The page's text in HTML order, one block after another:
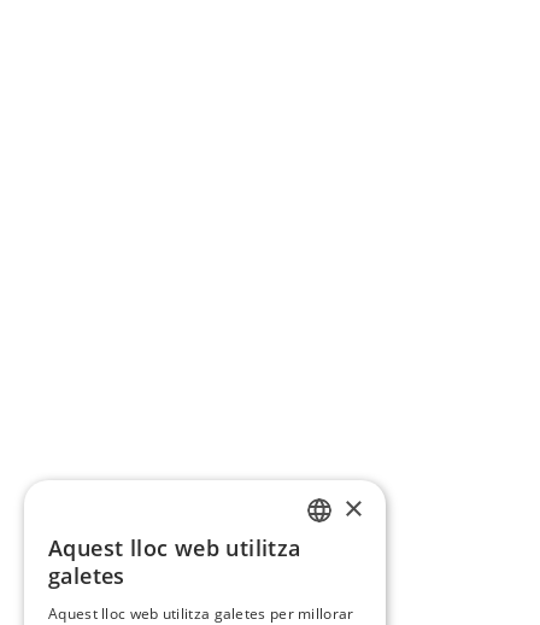
×
Aquest lloc web utilitza
galetes
Aquest lloc web utilitza galetes per millorar